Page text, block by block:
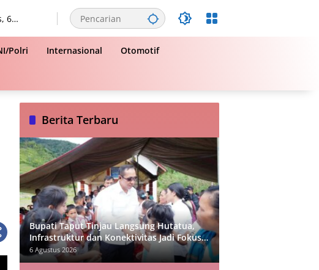
6
Polri Internasional Otomotif
Berita Terbaru
Bupati Taput Tinjau Langsung Hutatua,
Infrastruktur dan Konektivitas Jadi Fokus
Utama
6 Agustus 2026